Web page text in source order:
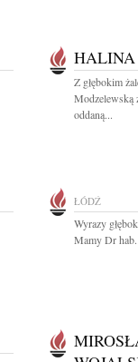
HALINA
Z głębokim
Modzelewską
oddaną...
ŁÓDŹ
Wyrazy
Mamy Dr